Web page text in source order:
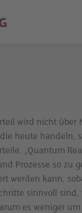
wird nicht über
heute handeln,
„Quantum
Prozesse so zu
werden kann,
sinnvoll
es weniger